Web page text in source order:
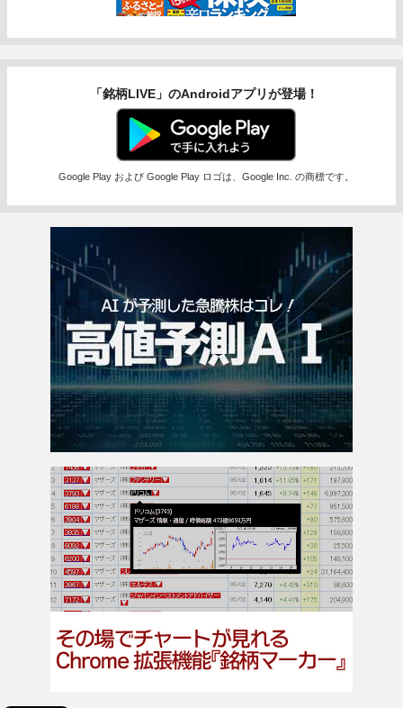
「銘柄LIVE」のAndroidアプリが登場！
Google Play および Google Play ロゴは、Google Inc. の商標です。